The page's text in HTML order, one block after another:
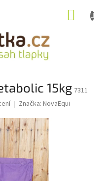
15kg 7311
Značka: NovaEqui